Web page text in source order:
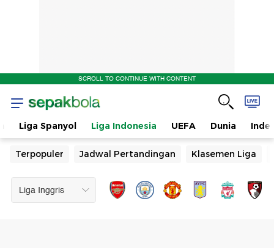
SCROLL TO CONTINUE WITH CONTENT
Liga Spanyol Liga Indonesia UEFA Dunia
Terpopuler Jadwal Pertandingan Klasemen Liga